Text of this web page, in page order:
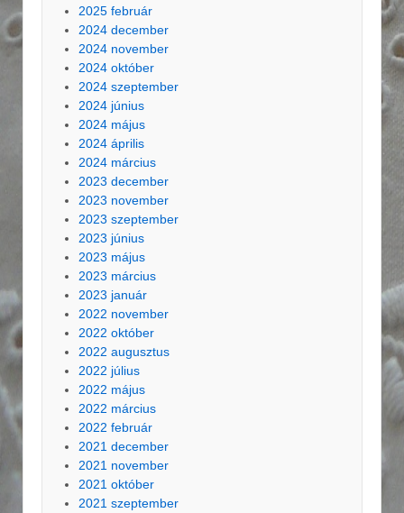
2025 február
2024 december
2024 november
2024 október
2024 szeptember
2024 június
2024 május
2024 április
2024 március
2023 december
2023 november
2023 szeptember
2023 június
2023 május
2023 március
2023 január
2022 november
2022 október
2022 augusztus
2022 július
2022 május
2022 március
2022 február
2021 december
2021 november
2021 október
2021 szeptember